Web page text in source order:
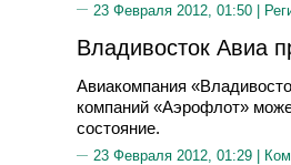
23 Февраля 2012, 01:50 |
Владивосток Авиа
Авиакомпания
компаний «Аэрофлот»
состояние.
23 Февраля 2012, 01:29 |